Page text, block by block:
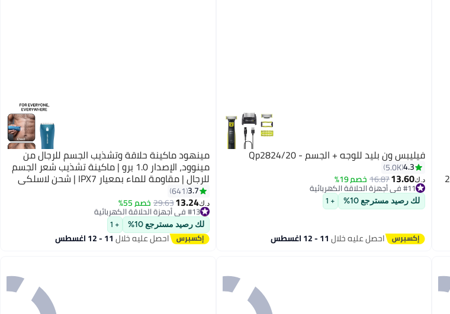
فيليبس ون بليد للوجه + الجسم - Qp2824/20
4.3
5.0K
د.ك‏13.60
16.87خصم 19%
#11 في أجهزة الحلاقة الكهربائية
#11 في أجهزة الحلاقة الكهربائية
لك رصيد مسترجع 10% + 1
احصل عليه خلال11 - 12 اغسطس
مينهود ماكينة حلاقة وتشذيب الجسم للرجال من
مينوود، الإصدار 1.0 برو | ماكينة تشذيب شعر الجسم
للرجال | مقاومة للماء بمعيار IPX7 | شحن لاسلكي
مع دعم منفذ تايب سي | وقت تشغيل 150 دقيقة |
إضاءة LED 4000 كلفن | تقنية السيراميك لحلاقة
وتشذيب كامل الجسم | ماكينة حلاقة للرجال (أزرق)
3.7
641
د.ك‏13.24
29.63 خصم 55% #13 في أجهزة الحلاقة الكهربائية
أقل سعر في السنة
#13 في أجهزة الحلاقة الكهربائية
لك رصيد مسترجع 10% + 1
احصل عليه خلال11 - 12 اغسطس